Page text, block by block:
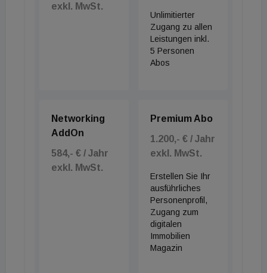
kleinen Balkon. In jeder Etage wird eine
Gemeinschaftsküche als Erweiterung des
Wohnraums und als Treffpunkt für die Bewohner
eingerichtet. Der Standort liegt nahe der Triester
Anbindung in alle Richtungen ist über mehrere Bus-
und Straßenbahnlinien gegeben. Supermärkte,
Geschäfte des täglichen Bedarfs sowie die Klinik
Favoriten liegen in der unmittelbaren
Nachbarschaft. Für die Freizeitgestaltung bietet
sich neben mehreren Parkanlagen im Grätzl das
Naherholungsgebiet Wienerberg an.
exkl. MwSt.
Unlimitierter
Zugang zu allen
Leistungen inkl.
5 Personen
Abos
Networking
AddOn
584,- € / Jahr
exkl. MwSt.
Premium Abo
1.200,- € / Jahr
exkl. MwSt.
Erstellen Sie Ihr
ausführliches
Personenprofil,
Zugang zum
digitalen
Immobilien
Magazin